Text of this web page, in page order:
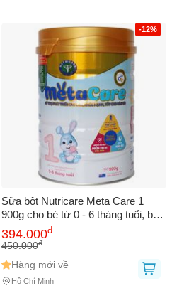
-12%
Sữa bột Nutricare Meta Care 1
900g cho bé từ 0 - 6 tháng tuổi, bổ
sung DHA, Colostrum, hỗ trợ phát
triển toàn diện.
394.000đ
450.000đ
Hàng mới về
Hồ Chí Minh